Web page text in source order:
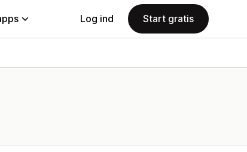
Log ind Start gratis